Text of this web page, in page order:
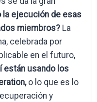
la ejecución de esas
miembros? La
celebrada por
en el futuro,
están usando los
o lo que es lo
y